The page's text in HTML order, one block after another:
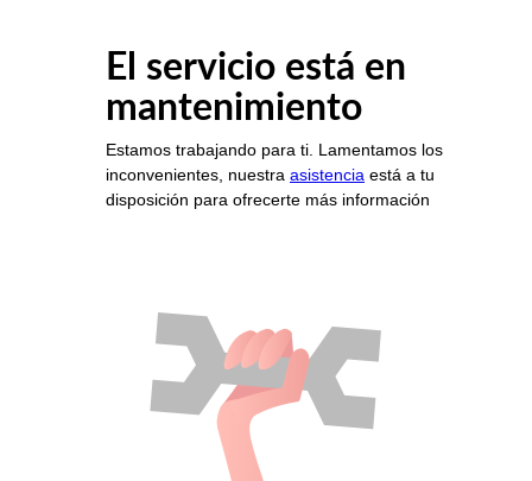
El servicio está en
mantenimiento
Estamos trabajando para ti. Lamentamos los
inconvenientes, nuestra asistencia está a tu
disposición para ofrecerte más información